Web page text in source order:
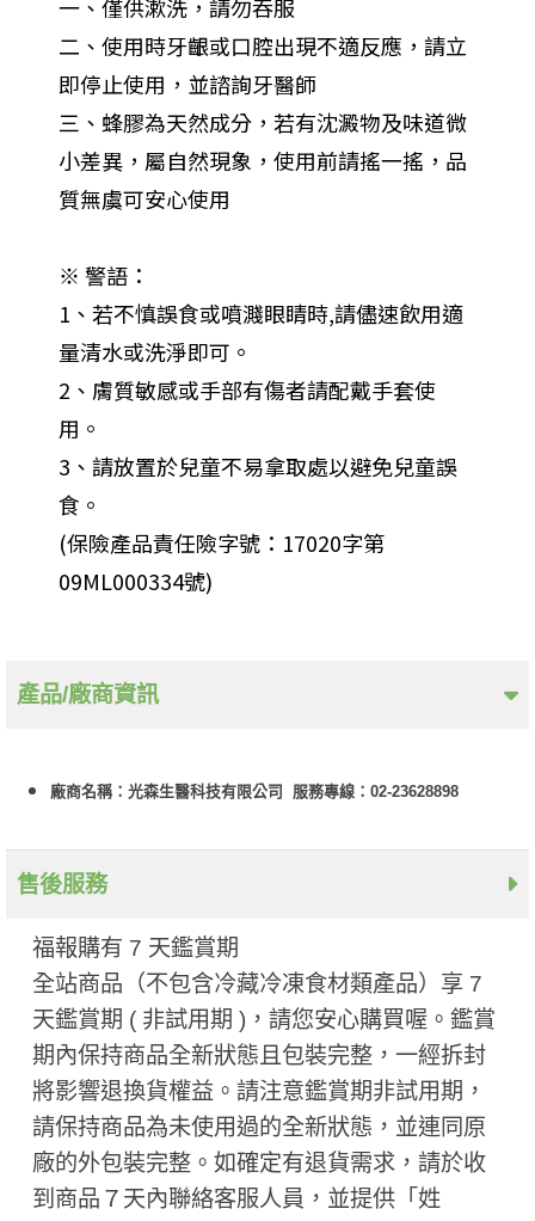
一、僅供漱洗，請勿吞服
二、使用時牙齦或口腔出現不適反應，請立
即停止使用，並諮詢牙醫師
三、蜂膠為天然成分，若有沈澱物及味道微
小差異，屬自然現象，使用前請搖一搖，品
質無虞可安心使用
※ 警語：
1、若不慎誤食或噴濺眼睛時,請儘速飲用適
量清水或洗淨即可。
2、膚質敏感或手部有傷者請配戴手套使
用。
3、請放置於兒童不易拿取處以避免兒童誤
食。
(保險產品責任險字號：17020字第
09ML000334號)
產品/廠商資訊
廠商名稱：光森生醫科技有限公司 服務專線：02-23628898
售後服務
福報購有 7 天鑑賞期
全站商品（不包含冷藏冷凍食材類產品）享 7
天鑑賞期 ( 非試用期 ​)，請您安心購買喔。鑑賞
期內保持商品全新狀態且包裝完整，一經拆封
將影響退換貨權益。請注意鑑賞期非試用期，
請保持商品為未使用過的全新狀態，並連同原
廠的外包裝完整。如確定有退貨需求，請於收
到商品７天內聯絡客服人員，並提供「姓